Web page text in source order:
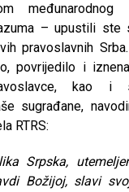
međunarodnog
– upustili ste
pravoslavnih
povrijedilo i
kao i
sugrađane,
RTRS:
Srpska,
Božijoj, slavi